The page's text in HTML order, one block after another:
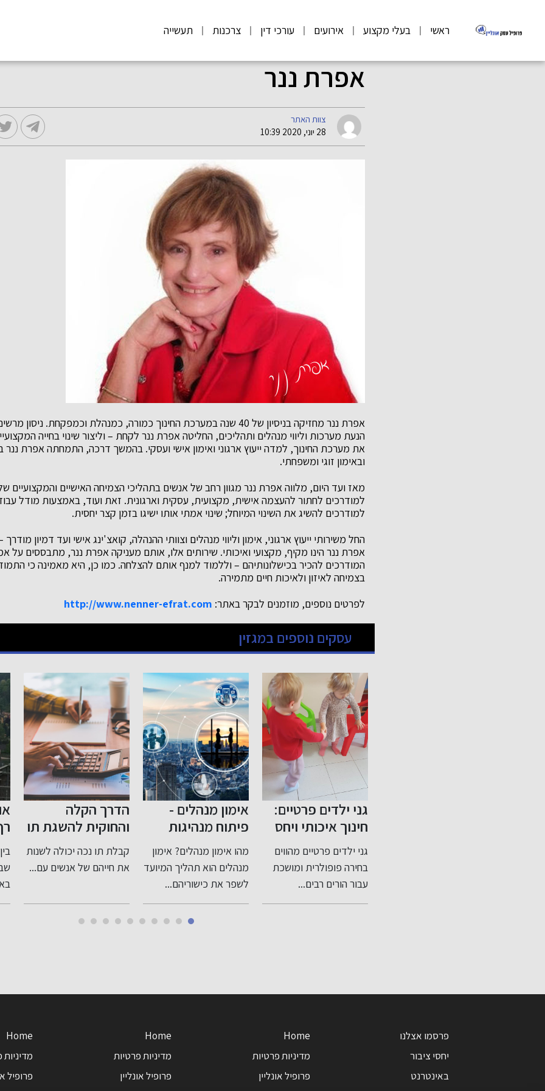
ראשי בעלי מקצוע אירועים עורכי דין צרכנות תעשייה
אפרת ננר
צוות האתר
28 יוני, 2020 10:39
אפרת ננר מחזיקה בניסיון של 40 שנה במערכת החינוך כמורה, כמנהלת וכמפקחת.
הנעת מערכות וליווי מנהלים ותהליכים, החליטה אפרת ננר לקחת – וליצור שינוי בחייה
את מערכת החינוך, למדה ייעוץ ארגוני ואימון אישי ועסקי. בהמשך דרכה, התמחתה אפרת ננר
ובאימון זוגי ומשפחתי.
מאז ועד היום, מלווה אפרת ננר מגוון רחב של אנשים בתהליכי הצמיחה האישיים והמקצועיים
למודרכים לחתור להעצמה אישית, מקצועית, עסקית וארגונית. זאת ועוד, באמצעות מודל
למודרכים להשיג את השינוי המיוחל; שינוי אמתי אותו ישיגו בזמן קצר יחסית.
החל משירותי ייעוץ ארגוני, אימון וליווי מנהלים וצוותי ההנהלה, קואצ'ינג אישי ועד דמיון
אפרת ננר הינו מקיף, מקצועי ואיכותי. שירותים אלו, אותם מעניקה אפרת ננר, מתבססים על
המודרכים להכיר בכישלונותיהם – וללמוד למנף אותם להצלחה. כמו כן, היא מאמינה כי
בצמיחה לאיזון ולאיכות חיים מתמירה.
לפרטים נוספים, מוזמנים לבקר באתר: http://www.nenner-efrat.com
עסקים נוספים במגזין
גני ילדים פרטיים:
חינוך איכותי ויחס
אישי להתפתחות
הילד
גני ילדים פרטיים מהווים
בחירה פופולרית ומושכת
עבור הורים רבים...
אימון מנהלים -
פיתוח מנהיגות
והובלה אישית עם
אנגרמה
מהו אימון מנהלים? אימון
מנהלים הוא תהליך המיועד
לשפר את כישוריהם...
הדרך הקלה
והחוקית להשגת תו
נכה
קבלת תו נכה יכולה לשנות
את חייהם של אנשים עם...
באביב
פרסמו אצלנו
יחסי ציבור
באינטרנט
Home
מדיניות פרטיות
פרופיל אונליין
Home
מדיניות פרטיות
פרופיל אונליין
Home
פרופיל